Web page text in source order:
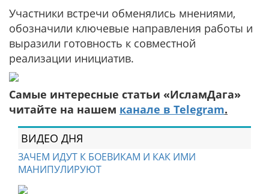
Участники встречи обменялись мнениями,
обозначили ключевые направления работы и
выразили готовность к совместной
реализации инициатив.
Самые интересные статьи «ИсламДага»
читайте на нашем канале в Telegram.
ВИДЕО ДНЯ
ЗАЧЕМ ИДУТ К БОЕВИКАМ И КАК ИМИ
МАНИПУЛИРУЮТ